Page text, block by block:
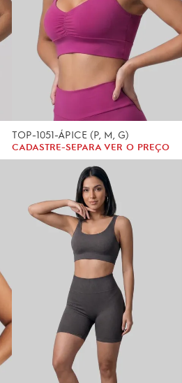
TOP-1051-ÁPICE (P, M, G)
CADASTRE-SEPARA VER O PREÇO